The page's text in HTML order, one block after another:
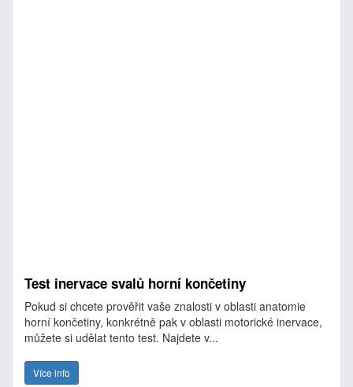
Test inervace svalů horní končetiny
Pokud si chcete prověřit vaše znalosti v oblasti anatomie
horní končetiny, konkrétně pak v oblasti motorické inervace,
můžete si udělat tento test. Najdete v...
Více info